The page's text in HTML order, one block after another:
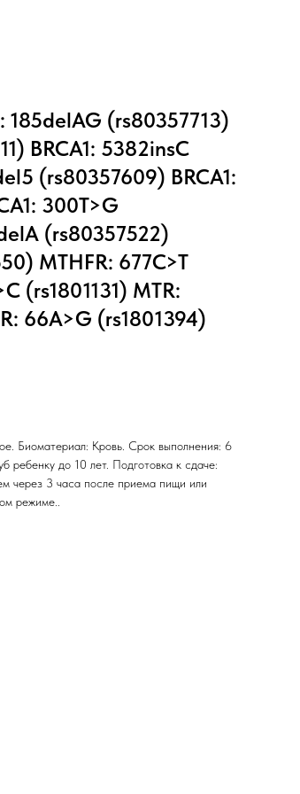
185delAG (rs80357713)
BRCA1: 5382insC
(rs80357609) BRCA1:
300T>G
(rs80357522)
MTHFR: 677C>T
(rs1801131) MTR:
66A>G (rs1801394)
Биоматериал: Кровь. Срок выполнения: 6
ребенку до 10 лет. Подготовка к сдаче:
через 3 часа после приема пищи или
режиме..